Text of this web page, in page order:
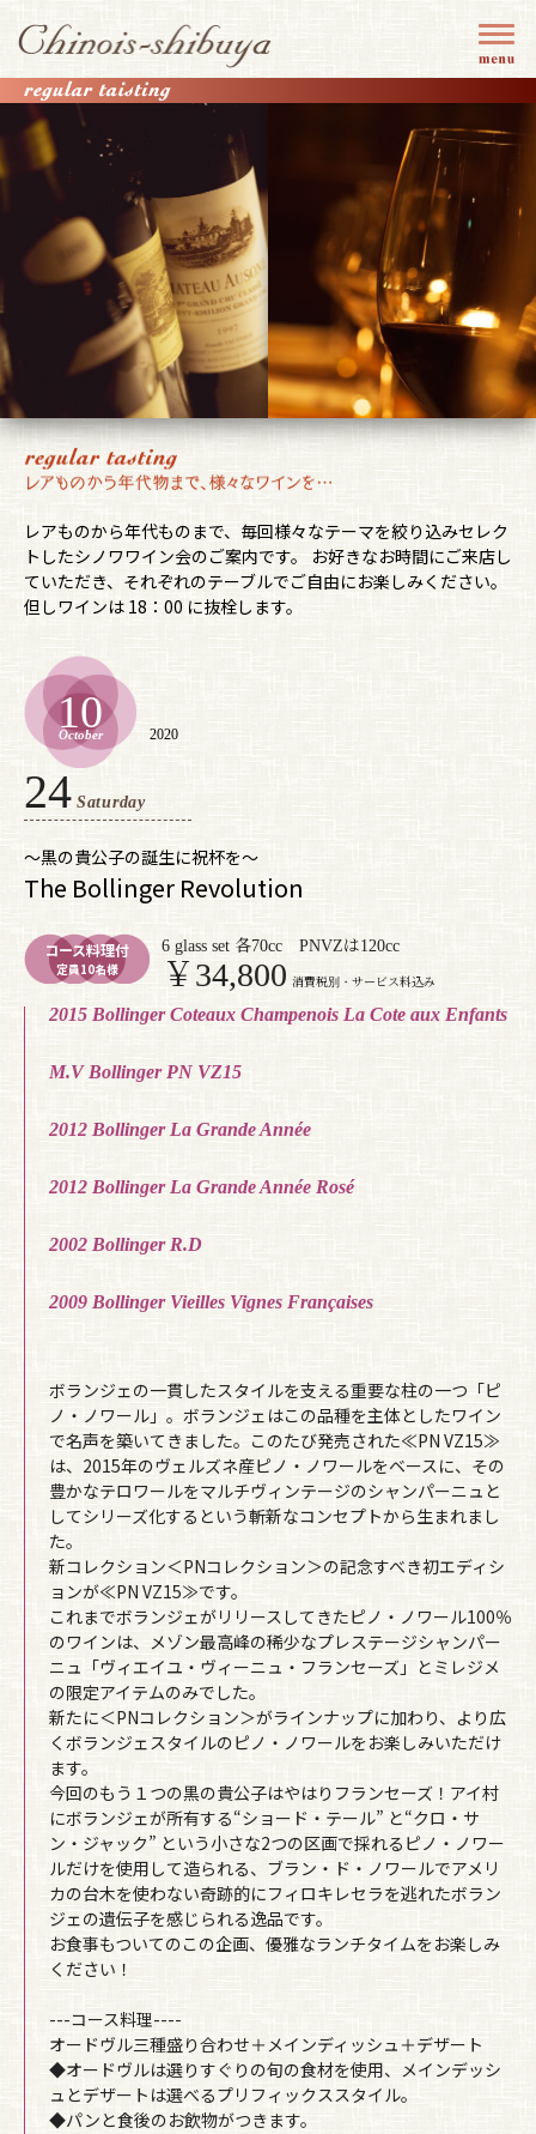
レアものから年代ものまで、毎回様々なテーマを絞り込みセレク
トしたシノワワイン会のご案内です。 お好きなお時間にご来店し
ていただき、それぞれのテーブルでご自由にお楽しみください。
但しワインは 18：00 に抜栓します。
10
October 2020
24 Saturday
〜黒の貴公子の誕生に祝杯を〜
The Bollinger Revolution
コース料理付
定員10名様
6 glass set 各70cc PNVZは120cc
￥34,800 消費税別・サービス料込み
2015 Bollinger Coteaux Champenois La Cote aux Enfants
M.V Bollinger PN VZ15
2012 Bollinger La Grande Année
2012 Bollinger La Grande Année Rosé
2002 Bollinger R.D
2009 Bollinger Vieilles Vignes Françaises
ボランジェの一貫したスタイルを支える重要な柱の一つ「ピ
ノ・ノワール」。ボランジェはこの品種を主体としたワイン
で名声を築いてきました。このたび発売された≪PN VZ15≫
は、2015年のヴェルズネ産ピノ・ノワールをベースに、その
豊かなテロワールをマルチヴィンテージのシャンパーニュと
してシリーズ化するという斬新なコンセプトから生まれまし
た。
新コレクション＜PNコレクション＞の記念すべき初エディシ
ョンが≪PN VZ15≫です。
これまでボランジェがリリースしてきたピノ・ノワール100％
のワインは、メゾン最高峰の稀少なプレステージシャンパー
ニュ「ヴィエイユ・ヴィーニュ・フランセーズ」とミレジメ
の限定アイテムのみでした。
新たに＜PNコレクション＞がラインナップに加わり、より広
くボランジェスタイルのピノ・ノワールをお楽しみいただけ
ます。
今回のもう１つの黒の貴公子はやはりフランセーズ！アイ村
にボランジェが所有する“ショード・テール” と“クロ・サ
ン・ジャック” という小さな2つの区画で採れるピノ・ノワー
ルだけを使用して造られる、ブラン・ド・ノワールでアメリ
カの台木を使わない奇跡的にフィロキレセラを逃れたボラン
ジェの遺伝子を感じられる逸品です。
お食事もついてのこの企画、優雅なランチタイムをお楽しみ
ください！
---コース料理----
オードヴル三種盛り合わせ＋メインディッシュ＋デザート
◆オードヴルは選りすぐりの旬の食材を使用、メインデッシ
ュとデザートは選べるプリフィックススタイル。
◆パンと食後のお飲物がつきます。